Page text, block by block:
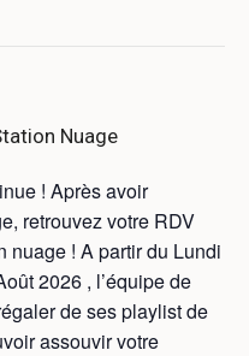
Nuage
! Après avoir
retrouvez votre RDV
nuage ! A partir du Lundi
2026 , l’équipe de
de ses playlist de
assouvir votre